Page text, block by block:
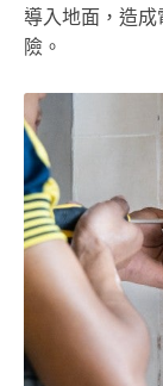
導入地面，造
險。